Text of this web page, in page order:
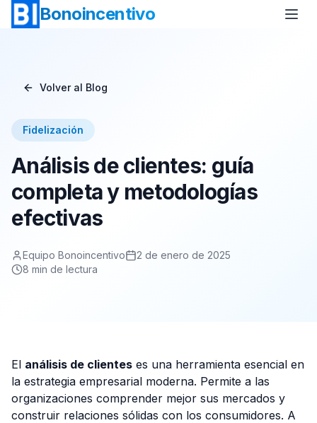
Bonoincentivo
Bono Vuelo
Bono Europa Bono Minicrucero
Bono Crucero
Consulta Gratis
Volver al Blog
Fidelización
Análisis de clientes: guía
completa y metodologías
efectivas
Equipo Bonoincentivo
2 de enero de 2025
8 min de lectura
El análisis de clientes es una herramienta esencial en
la estrategia empresarial moderna. Permite a las
organizaciones comprender mejor sus mercados y
construir relaciones sólidas con los consumidores. A